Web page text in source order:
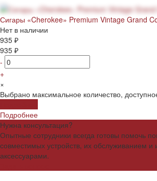
Сигары «Cherokee» Premium Vintage Grand
Нет в наличии
935 ₽
935 ₽
-
+
×
Выбрано максимальное количество,
Подробнее
Нужна консультация?
Опытные сотрудники всегда готовы помочь
совместимых устройств, их обслуживанием
аксессуарами.